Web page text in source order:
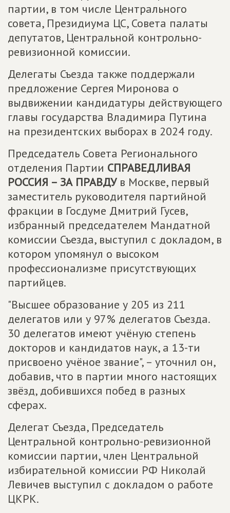
партии, в том числе Центрального
совета, Президиума ЦС, Совета палаты
депутатов, Центральной контрольно-
ревизионной комиссии.
Делегаты Съезда также поддержали
предложение Сергея Миронова о
выдвижении кандидатуры действующего
главы государства Владимира Путина
на президентских выборах в 2024 году.
Председатель Совета Регионального
отделения Партии СПРАВЕДЛИВАЯ
РОССИЯ – ЗА ПРАВДУв Москве, первый
заместитель руководителя партийной
фракции в Госдуме Дмитрий Гусев,
избранный председателем Мандатной
комиссии Съезда, выступил с докладом, в
котором упомянул о высоком
профессионализме присутствующих
партийцев.
"Высшее образование у 205 из 211
делегатов или у 97% делегатов Съезда.
30 делегатов имеют учёную степень
докторов и кандидатов наук, а 13-ти
присвоено учёное звание", – уточнил он,
добавив, что в партии много настоящих
звёзд, добившихся побед в разных
сферах.
Делегат Съезда, Председатель
Центральной контрольно-ревизионной
комиссии партии, член Центральной
избирательной комиссии РФ Николай
Левичев выступил с докладом о работе
ЦКРК.